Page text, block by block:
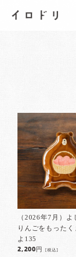
イロドリ
（2026年7月）
りんごをもった
よ135
2,200円[税込]